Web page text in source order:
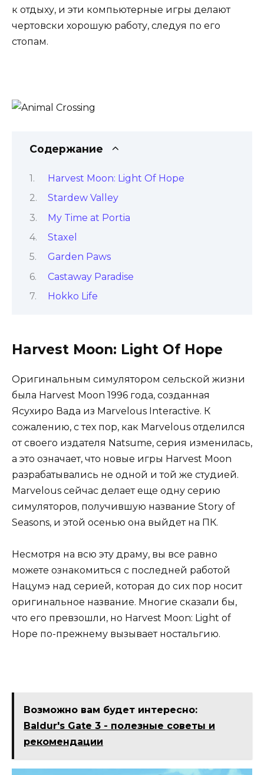
к отдыху, и эти компьютерные игры делают
чертовски хорошую работу, следуя по его
стопам.
Содержание
Harvest Moon: Light Of Hope
Stardew Valley
My Time at Portia
Staxel
Garden Paws
Castaway Paradise
Hokko Life
Harvest Moon: Light Of Hope
Оригинальным симулятором сельской жизни
была Harvest Moon 1996 года, созданная
Ясухиро Вада из Marvelous Interactive. К
сожалению, с тех пор, как Marvelous отделился
от своего издателя Natsume, серия изменилась,
а это означает, что новые игры Harvest Moon
разрабатывались не одной и той же студией.
Marvelous сейчас делает еще одну серию
симуляторов, получившую название Story of
Seasons, и этой осенью она выйдет на ПК.
Несмотря на всю эту драму, вы все равно
можете ознакомиться с последней работой
Нацумэ над серией, которая до сих пор носит
оригинальное название. Многие сказали бы,
что его превзошли, но Harvest Moon: Light of
Hope по-прежнему вызывает ностальгию.
Возможно вам будет интересно:
Baldur's Gate 3 - полезные советы и
рекомендации